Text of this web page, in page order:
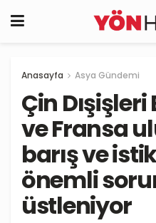
Anasayfa Asya Gündemi
Çin Dışişleri
ve Fransa
barış ve
önemli
üstleniyor